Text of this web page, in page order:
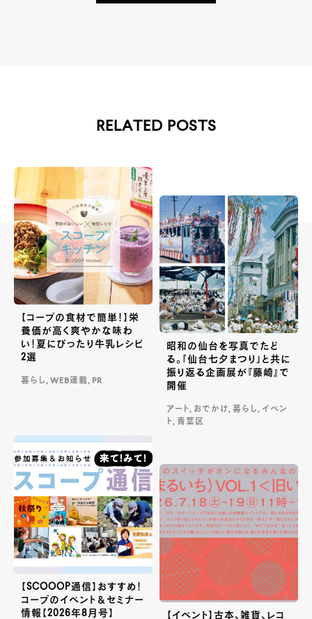
RELATED POSTS
【コープの食材で簡単！】栄
養価が高く爽やかな味わ
い！夏にぴったり牛乳レシピ
2選
暮らし, WEB連載, PR
昭和の仙台を写真でたど
る。「仙台七夕まつり」と共に
振り返る企画展が『藤崎』で
開催
アート, おでかけ, 暮らし, イベン
ト, 青葉区
【SCOOOP通信】おすすめ！
コープのイベント＆セミナー
情報【2026年8月号】
【イベント】古本、雑貨、レコ